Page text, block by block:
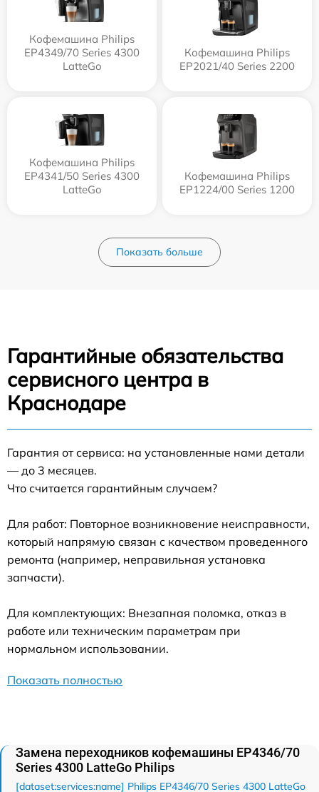
Кофемашина Philips
EP4349/70 Series 4300
LatteGo
Кофемашина Philips
EP2021/40 Series 2200
Кофемашина Philips
EP4341/50 Series 4300
LatteGo
Кофемашина Philips
EP1224/00 Series 1200
Показать больше
Гарантийные обязательства
сервисного центра в
Краснодаре
Гарантия от сервиса: на установленные нами детали
— до 3 месяцев.
Что считается гарантийным случаем?
Для работ: Повторное возникновение неисправности,
который напрямую связан с качеством проведенного
ремонта (например, неправильная установка
запчасти).
Для комплектующих: Внезапная поломка, отказ в
работе или техническим параметрам при
нормальном использовании.
Показать полностью
Замена переходников кофемашины EP4346/70
Series 4300 LatteGo Philips
[dataset:services:name] Philips EP4346/70 Series 4300 LatteGo